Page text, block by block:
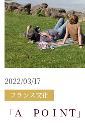
2022/03/17
フランス文化
「Ａ ＰＯＩＮＴ